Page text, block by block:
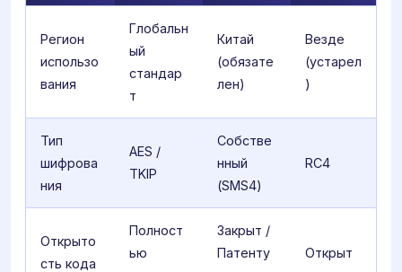
Регион
использо
вания
Глобальн
ый
стандар
т
Китай
(обязате
лен)
Везде
(устарел
)
Тип
шифрова
ния
AES /
TKIP
Собстве
нный
(SMS4)
RC4
Открыто
сть кода
Полност
ью
Закрыт /
Патенту
Открыт